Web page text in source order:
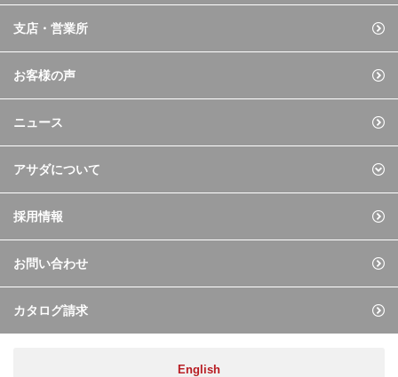
支店・営業所
お客様の声
ニュース
アサダについて
採用情報
お問い合わせ
カタログ請求
English